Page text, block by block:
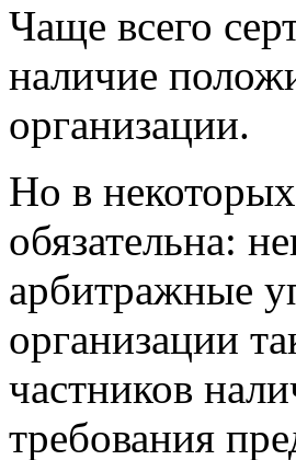
Чаще всего
наличие
организации.
Но в
обязательна:
арбитражные
организации
частников
требования